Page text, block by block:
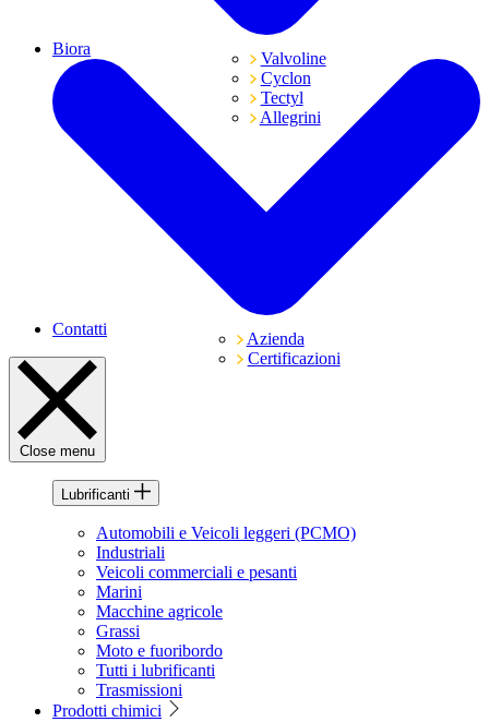
Valvoline
Cyclon
Tectyl
Allegrini
Biora
Azienda
Certificazioni
Contatti
Close menu
Lubrificanti
Automobili e Veicoli leggeri (PCMO)
Industriali
Veicoli commerciali e pesanti
Marini
Macchine agricole
Grassi
Moto e fuoribordo
Tutti i lubrificanti
Trasmissioni
Prodotti chimici